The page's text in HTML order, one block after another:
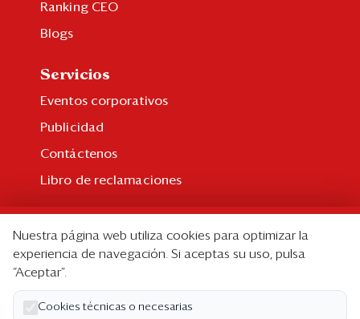
Ranking CEO
Blogs
Servicios
Eventos corporativos
Publicidad
Contáctenos
Libro de reclamaciones
Suscripción individual
Paquetes corporativos
Edición Impresa
Nuestra página web utiliza cookies para optimizar la
experiencia de navegación. Si aceptas su uso, pulsa
“Aceptar”.
Cookies técnicas o necesarias